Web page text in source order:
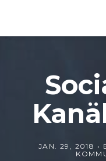
JAN. 29, 2018